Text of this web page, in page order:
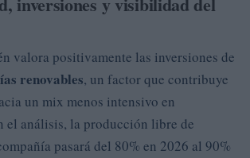
valora positivamente las inversiones de
renovables, un factor que contribuye
un mix menos intensivo en
el análisis, la producción libre de
pasará del 80% en 2026 al 90%